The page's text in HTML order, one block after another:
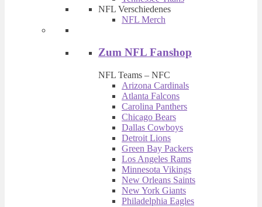
NFL Verschiedenes
NFL Merch
Zum NFL Fanshop
NFL Teams – NFC
Arizona Cardinals
Atlanta Falcons
Carolina Panthers
Chicago Bears
Dallas Cowboys
Detroit Lions
Green Bay Packers
Los Angeles Rams
Minnesota Vikings
New Orleans Saints
New York Giants
Philadelphia Eagles